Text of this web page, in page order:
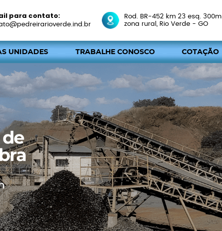
para contato:
Rod. BR-452 km 23 esq. 300m
zona rural, Rio Verde - GO
UNIDADES TRABALHE CONOSCO COTAÇÃO